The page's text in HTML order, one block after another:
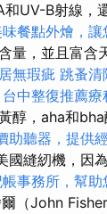
UV-B射線，
味餐點外燴，
量，並且富含
無瑕疵 跳蚤清
台中整復推薦療
醇，aha和
助聽器，提供
國縫紉機，因
事務所，幫
（John